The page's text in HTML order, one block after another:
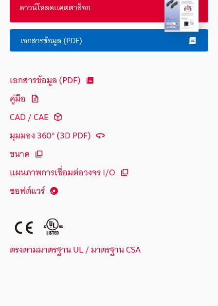
ดาวน์โหลดแคตตาล็อก
เอกสารข้อมูล (PDF)
เอกสารข้อมูล (PDF)
คู่มือ
CAD / CAE
มุมมอง 360° (3D PDF)
ขนาด
แผนภาพการเชื่อมต่อวงจร I/O
ซอฟต์แวร์
ตรงตามมาตรฐาน UL / มาตรฐาน CSA